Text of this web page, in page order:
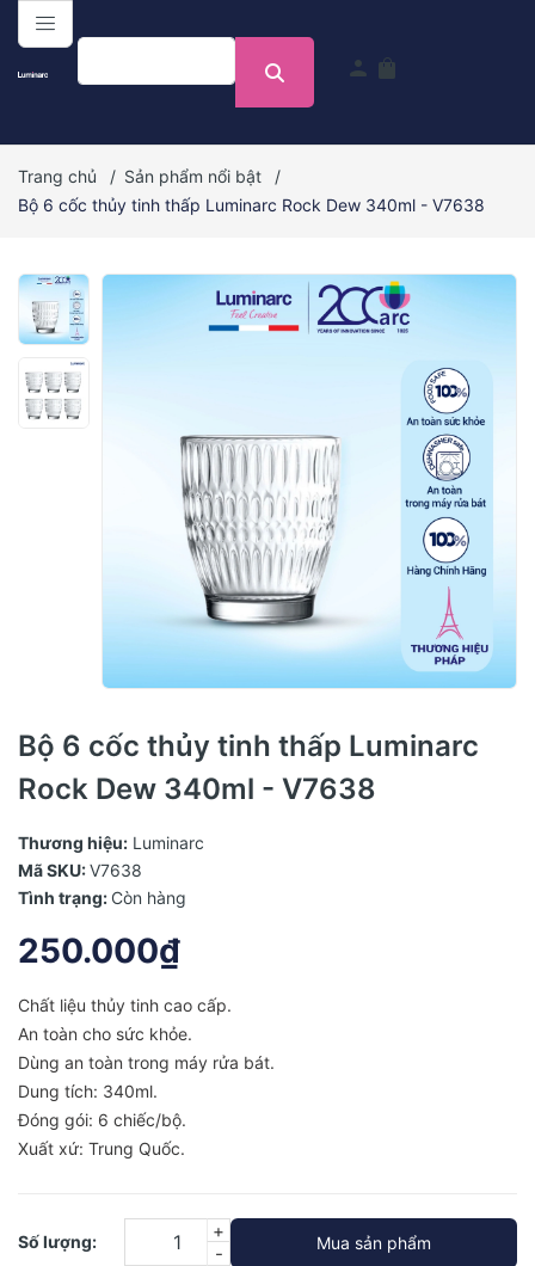
menu
person shopping_bag
Trang chủ / Sản phẩm nổi bật
/
Bộ 6 cốc thủy tinh thấp Luminarc Rock Dew 340ml - V7638
Bộ 6 cốc thủy tinh thấp Luminarc
Rock Dew 340ml - V7638
Thương hiệu: Luminarc
Mã SKU:V7638
Tình trạng: Còn hàng
250.000₫
Chất liệu thủy tinh cao cấp.
An toàn cho sức khỏe.
Dùng an toàn trong máy rửa bát.
Dung tích: 340ml.
Đóng gói: 6 chiếc/bộ.
Xuất xứ: Trung Quốc.
Số lượng:
-
+
Mua sản phẩm